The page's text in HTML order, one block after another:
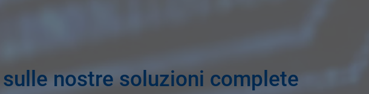
nostre soluzioni complete